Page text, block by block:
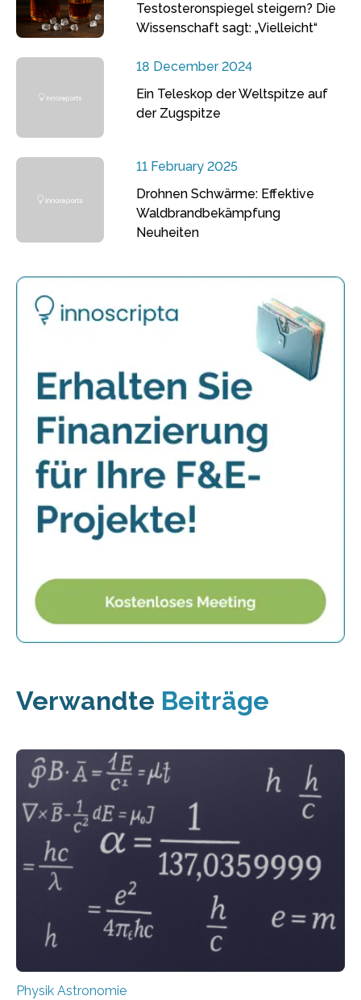
Testosteronspiegel steigern? Die
Wissenschaft sagt: „Vielleicht“
18 December 2024
Ein Teleskop der Weltspitze auf
der Zugspitze
11 February 2025
Drohnen Schwärme: Effektive
Waldbrandbekämpfung
Neuheiten
Verwandte Beiträge
Physik Astronomie